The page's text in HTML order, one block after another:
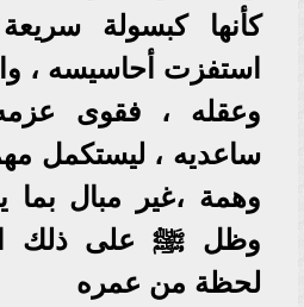
كأنها كبسولة
استفزت أحاسيسه ،
وعقله ، فقوى
ساعديه ، ليستكمل
وهمة ،غير مبال بما
وظل ﷺ على ذلك
لحظة من عمره